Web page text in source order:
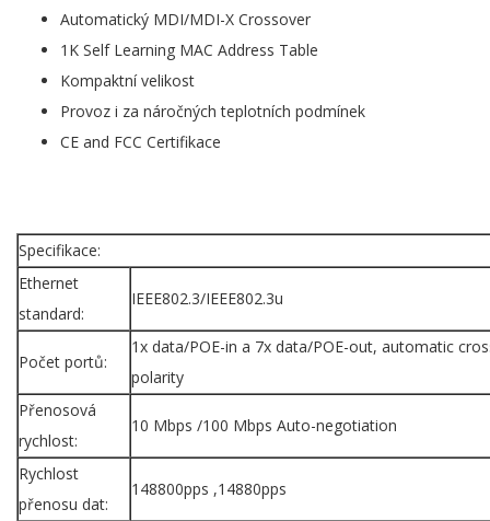
Automatický MDI/MDI-X Crossover
1K Self Learning MAC Address Table
Kompaktní velikost
Provoz i za náročných teplotních podmínek
CE and FCC Certifikace
Specifikace:
Ethernet
standard:
IEEE802.3/IEEE802.3u
Počet portů:
1x data/POE-in a 7x data/POE-out, automatic
polarity
Přenosová
rychlost:
10 Mbps /100 Mbps Auto-negotiation
Rychlost
přenosu dat:
148800pps ,14880pps